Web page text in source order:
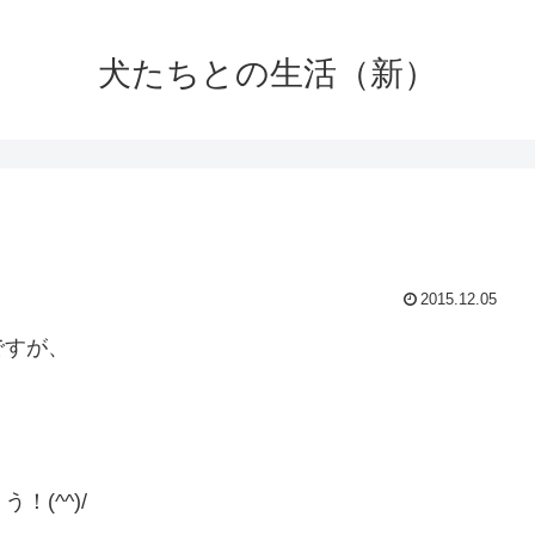
犬たちとの生活（新）
2015.12.05
が、
！(^^)/